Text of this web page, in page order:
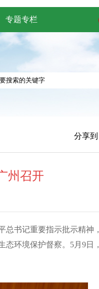
专题专栏
分享到
州召开
总书记重要指示批示精神，
态环境保护督察。 5月 9日